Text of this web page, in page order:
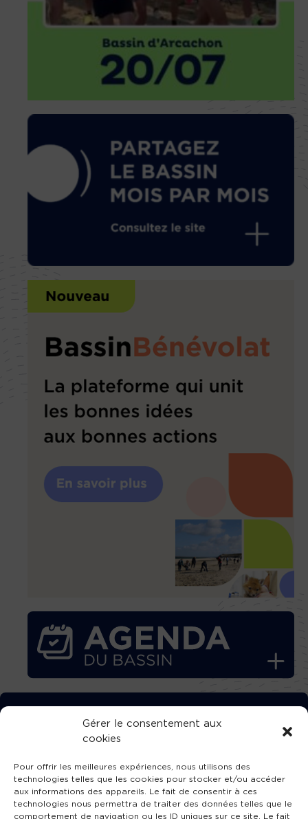
Gérer le consentement aux
cookies
Pour offrir les meilleures expériences, nous utilisons des
technologies telles que les cookies pour stocker et/ou accéder
aux informations des appareils. Le fait de consentir à ces
technologies nous permettra de traiter des données telles que le
comportement de navigation ou les ID uniques sur ce site. Le fait
TÉLÉCHARGEZ GRATUITEMENT
L’APPLICATION TVBA !